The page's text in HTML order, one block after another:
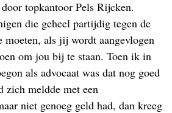
topkantoor Pels Rijcken.
die geheel partijdig tegen de
moeten, als jij wordt aangevlogen
om jou bij te staan. Toen ik in
als advocaat was dat nog goed
meldde met een
niet genoeg geld had, dan kreeg